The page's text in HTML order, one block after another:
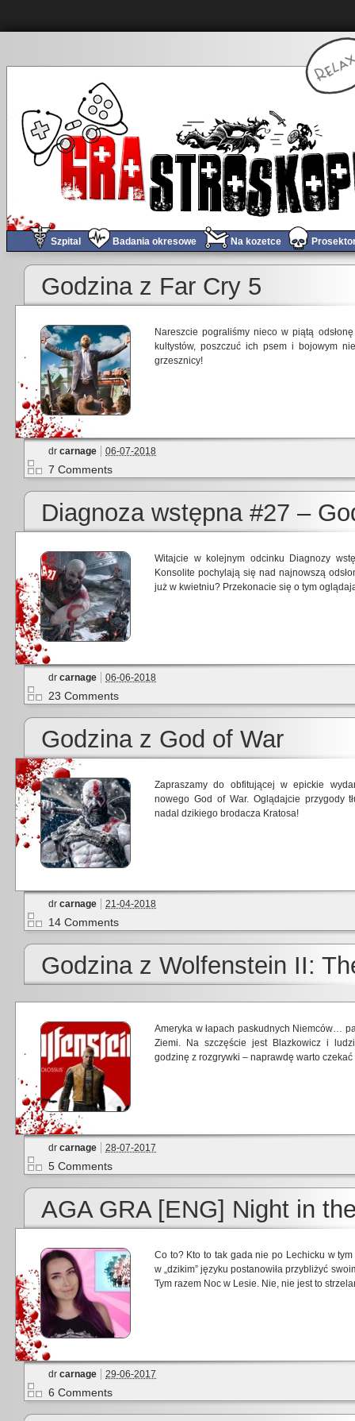
Szpital Badania okresowe Na kozetce
Godzina z Far Cry 5
Nareszcie pograliśmy nieco w piątą
kultystów, poszczuć ich psem i bojowym
grzesznicy!
dr carnage 06-07-2018
7 Comments
Diagnoza wstępna #27 –
Witajcie w kolejnym odcinku Diagnozy
Konsolite pochylają się nad najnowszą
już w kwietniu? Przekonacie się o tym
dr carnage 06-06-2018
23 Comments
Godzina z God of War
Zapraszamy do obfitującej w epickie
nowego God of War. Oglądajcie przygody
nadal dzikiego brodacza Kratosa!
dr carnage 21-04-2018
14 Comments
Godzina z Wolfenstein II:
Ameryka w łapach paskudnych Niemców…
Ziemi. Na szczęście jest Blazkowicz i
godzinę z rozgrywki – naprawdę warto czekać
dr carnage 28-07-2017
5 Comments
AGA GRA [ENG] Night in
Co to? Kto to tak gada nie po Lechicku w tym
w „dzikim” języku postanowiła przybliżyć
Tym razem Noc w Lesie. Nie, nie jest to
dr carnage 29-06-2017
6 Comments